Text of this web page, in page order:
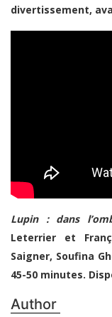
divertissement,
Lupin : dans
Leterrier et
Saigner, Soufina
45-50 minutes.
Author